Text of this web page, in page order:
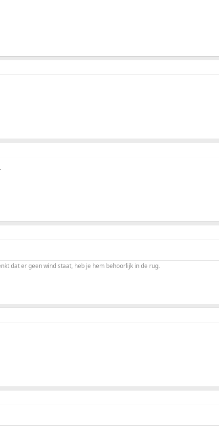
dat er geen wind staat, heb je hem behoorlijk in de rug.